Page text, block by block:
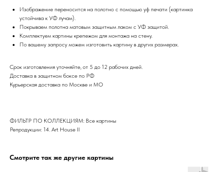
Изображение переносится на полотно с помощью уф печати (картинка
устойчива к УФ лучам).
Покрываем полотна матовым защитным лаком с УФ защитой.
Комплектуем картины крепежом для монтажа на стену.
По вашему запросу можем изготовить картину в других размерах.
Срок изготовления уточняйте, от 5 до 12 рабочих дней.
Доставка в защитном боксе по РФ
Курьерская доставка по Москве и МО
ФИЛЬТР ПО КОЛЛЕКЦИЯМ: Все картины
Репродукции: 14. Art House II
Смотрите так же другие картины